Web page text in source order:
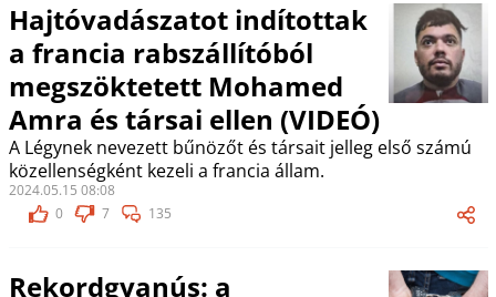
Hajtóvadászatot indítottak
a francia rabszállítóból
megszöktetett Mohamed
Amra és társai ellen (VIDEÓ)
A Légynek nevezett bűnözőt és társait jelleg első számú
közellenségként kezeli a francia állam.
2024.05.15 08:08
0
7 135
Rekordgyanús: a